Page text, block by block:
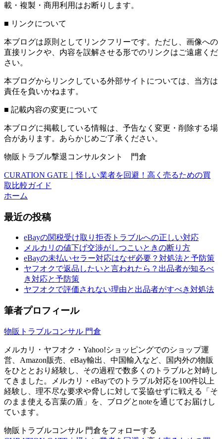
載・複製・商用利用はお断りします。
■ リンクについて
本ブログは原則としてリンクフリーです。ただし、画像への
直接リンクや、内容を誤解させる形でのリンクはご遠慮くだ
さい。
本ブログからリンクしている外部サイトについては、当方は
責任を負いかねます。
■ 記載内容の変更について
本ブログに掲載している情報は、予告なく変更・削除する場
合があります。あらかじめご了承ください。
物販トラブル撃退コンサルタント 門倉
CURATION GATE｜怪しい業者を回避！高く売るための買
取比較ガイド
ホーム
最近の投稿
eBayの関税受け取り拒否トラブルへの正しい対応
メルカリの値下げ交渉がしつこいときの断り方
eBayの未払いセラー対応はなぜ必要？対処法と予防策
ヤフオクで返品したいと言われたら？出品者が知るべ
き対応と予防策
ヤフオクで評価されない理由と出品者がすべき対処法
筆者プロフィール
物販トラブルコンサル 門倉
メルカリ・ヤフオク・Yahoo!ショッピングでのショップ運
営、Amazon販売、eBay輸出、中国輸入など、国内外の物販
をひととおり経験し、その過程で数多くのトラブルと対峙し
てきました。メルカリ・eBayでのトラブル対応を100件以上
経験し、理不尽な要求や脅しに対して妥協せずに戦える「そ
のまま使える言葉の盾」を、ブログとnoteを通じてお届けし
ています。
物販トラブルコンサル 門倉をフォローする